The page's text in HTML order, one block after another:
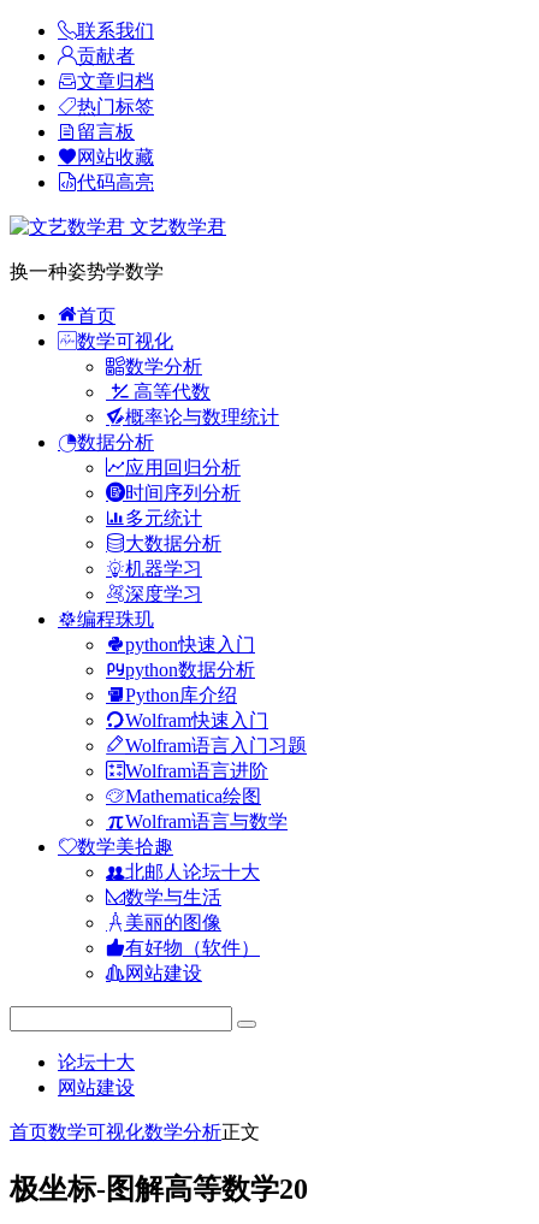
联系我们
贡献者
文章归档
热门标签
留言板
网站收藏
代码高亮
文艺数学君
换一种姿势学数学
首页
数学可视化
数学分析
高等代数
概率论与数理统计
数据分析
应用回归分析
时间序列分析
多元统计
大数据分析
机器学习
深度学习
编程珠玑
python快速入门
python数据分析
Python库介绍
Wolfram快速入门
Wolfram语言入门习题
Wolfram语言进阶
Mathematica绘图
Wolfram语言与数学
数学美拾趣
北邮人论坛十大
数学与生活
美丽的图像
有好物（软件）
网站建设
论坛十大
网站建设
首页数学可视化数学分析正文
极坐标-图解高等数学20